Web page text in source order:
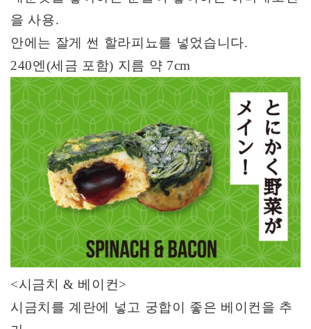
을 사용.
안에는 잘게 썬 할라피뇨를 넣었습니다.
240엔(세금 포함) 지름 약 7cm
<시금치 & 베이컨>
시금치를 계란에 넣고 궁합이 좋은 베이컨을 추